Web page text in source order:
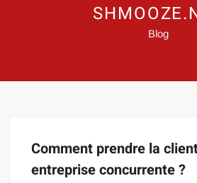
Blog
Comment prendre la
entreprise concurrente ?